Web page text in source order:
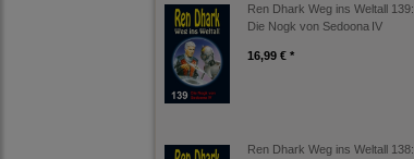
Ren Dhark Weg ins Weltall 139:
Die Nogk von Sedoona IV
16,99 € *
Ren Dhark Weg ins Weltall 138: